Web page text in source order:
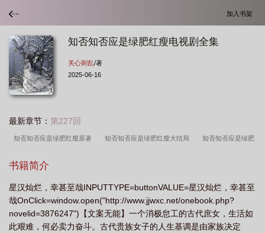
加入书架
知否知否应是绿肥红瘦电视剧全集
关心则乱/著
2025-06-16
最新章节： 第227回
知否知否应是绿肥红瘦原著 知否知否应是绿肥红瘦大结局 知否知否应是绿肥
瘦墨兰私会第几集
看 知否知否应是绿肥红瘦歌曲 知否知否应是绿肥红瘦词李清照 知否知否应
是绿肥红瘦诗句 知否知否应是绿肥红瘦演员 知否知否应是绿肥红瘦在线播放全
集免费 知否知否应是绿肥红瘦主题曲 知否知否应是绿肥红瘦全集免费
书籍简介
星汉灿烂，幸甚至哉INPUTTYPE=buttonVALUE=星汉灿烂，幸甚至
哉OnClick=window.open("http://www.jjwxc.net/onebook.php?
novelid=3876247")【文案无能】一个消极怠工的古代庶女，生活如
此艰难，何必卖力奋斗。古代贵族女子的人生基调是由家族决定